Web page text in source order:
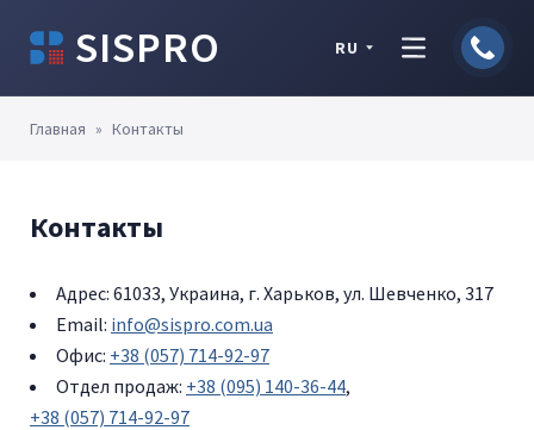
SISPRO RU
Главная » Контакты
Контакты
Адрес: 61033, Украина, г. Харьков, ул. Шевченко, 317
Email: info@sispro.com.ua
Офис: +38 (057) 714-92-97
Отдел продаж: +38 (095) 140-36-44,
+38 (057) 714-92-97